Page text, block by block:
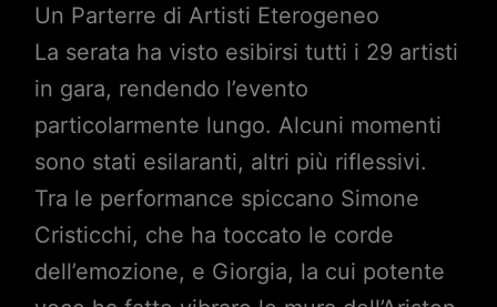
Un Parterre di Artisti Eterogeneo
La serata ha visto esibirsi tutti i 29 artisti
in gara, rendendo l’evento
particolarmente lungo. Alcuni momenti
sono stati esilaranti, altri più riflessivi.
Tra le performance spiccano Simone
Cristicchi, che ha toccato le corde
dell’emozione, e Giorgia, la cui potente